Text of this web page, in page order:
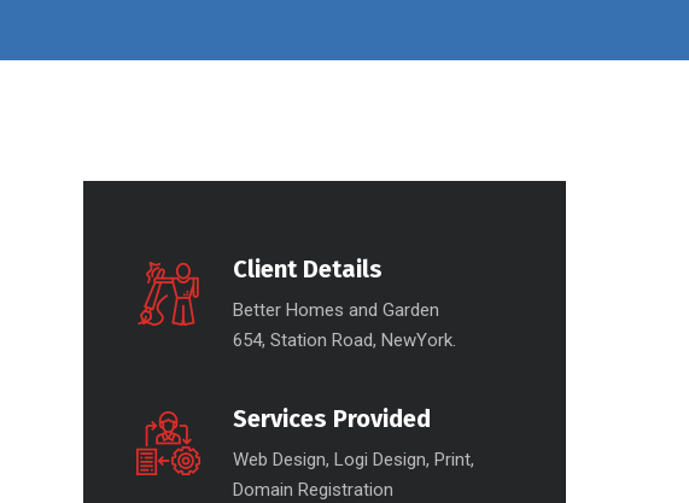
Client Details
Better Homes and Garden
654, Station Road, NewYork.
Services Provided
Web Design, Logi Design, Print,
Domain Registration